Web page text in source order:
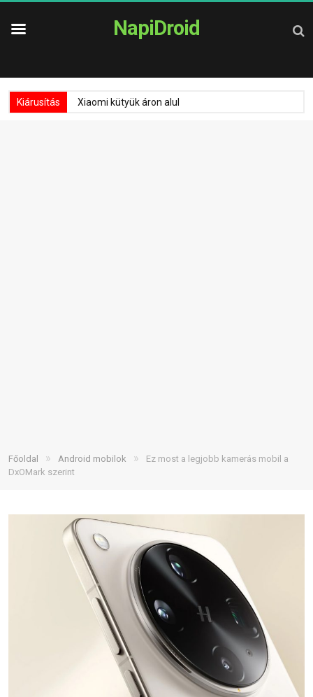
NapiDroid
Kiárusítás Xiaomi kütyük áron alul
Főoldal » Android mobilok »
Ez most a legjobb kamerás mobil a
DxOMark szerint